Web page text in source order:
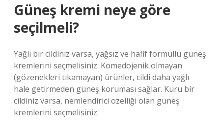
Güneş kremi neye göre
seçilmeli?
Yağlı bir cildiniz varsa, yağsız ve hafif formüllü güneş
kremlerini seçmelisiniz. Komedojenik olmayan
(gözenekleri tıkamayan) ürünler, cildi daha yağlı
hale getirmeden güneş koruması sağlar. Kuru bir
cildiniz varsa, nemlendirici özelliği olan güneş
kremlerini seçmelisiniz.